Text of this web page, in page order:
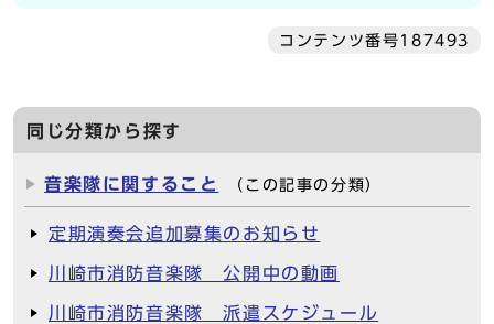
コンテンツ番号187493
同じ分類から探す
音楽隊に関すること （この記事の分類）
定期演奏会追加募集のお知らせ
川崎市消防音楽隊 公開中の動画
川崎市消防音楽隊 派遣スケジュール